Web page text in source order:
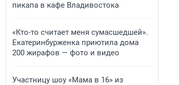
пикапа в кафе Владивостока
«Кто-то считает меня сумасшедшей».
Екатеринбурженка приютила дома
200 жирафов — фото и видео
Участницу шоу «Мама в 16» из